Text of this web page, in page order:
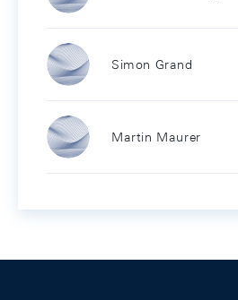
Simon Grand
Martin Maurer